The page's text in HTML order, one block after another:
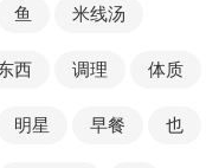
鱼 米线汤
西 调理 体质
明星 早餐 也